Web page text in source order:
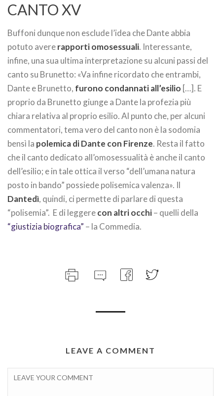
CANTO XV
Buffoni dunque non esclude l’idea che Dante abbia
potuto avererapporti omosessuali. Interessante,
infine, una sua ultima interpretazione su alcuni passi del
canto su Brunetto: «Va infine ricordato che entrambi,
Dante e Brunetto, furono condannati all’esilio […]. E
proprio da Brunetto giunge a Dante la profezia più
chiara relativa al proprio esilio. Al punto che, per alcuni
commentatori, tema vero del canto non è la sodomia
bensì la polemica di Dante con Firenze. Resta il fatto
che il canto dedicato all’omosessualità è anche il canto
dell’esilio; e in tale ottica il verso “dell’umana natura
posto in bando” possiede polisemica valenza». Il
Dantedì, quindi, ci permette di parlare di questa
“polisemia”. E di leggerecon altri occhi– quelli della
“giustizia biografica” – la Commedia.
LEAVE A COMMENT